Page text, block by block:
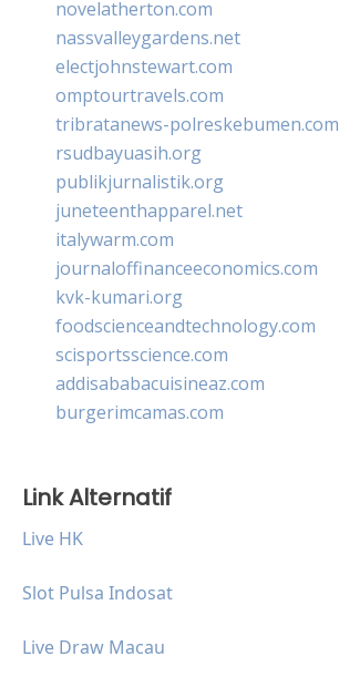
novelatherton.com
nassvalleygardens.net
electjohnstewart.com
omptourtravels.com
tribratanews-polreskebumen.com
rsudbayuasih.org
publikjurnalistik.org
juneteenthapparel.net
italywarm.com
journaloffinanceeconomics.com
kvk-kumari.org
foodscienceandtechnology.com
scisportsscience.com
addisababacuisineaz.com
burgerimcamas.com
Link Alternatif
Live HK
Slot Pulsa Indosat
Live Draw Macau